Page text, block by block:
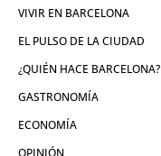
VIVIR EN BARCELONA
EL PULSO DE LA CIUDAD
¿QUIÉN HACE BARCELONA?
GASTRONOMÍA
ECONOMÍA
OPINIÓN